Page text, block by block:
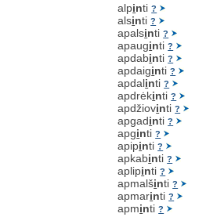
alpinti?
alsinti?
apalsinti?
apauginti?
apdabinti?
apdaiginti?
apdalinti?
apdrėkinti?
apdžiovinti?
apgadinti?
apginti?
apipinti?
apkabinti?
aplipinti?
apmalšinti?
apmarinti?
apminti?